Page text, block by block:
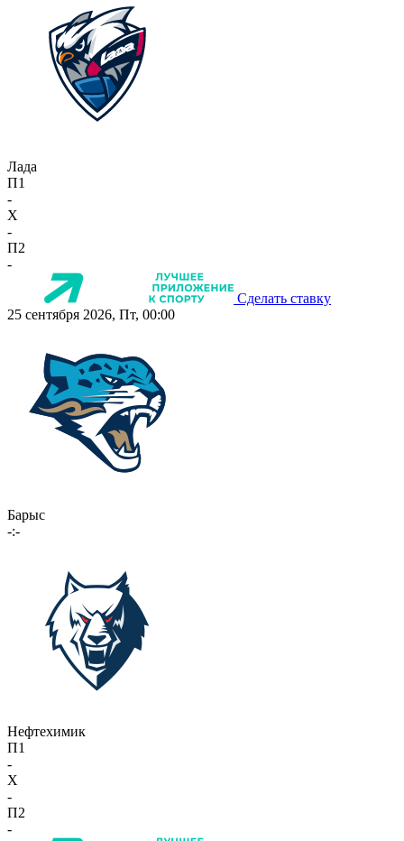
Лада
П1
-
X
-
П2
-
Сделать ставку
25 сентября 2026, Пт, 00:00
Барыс
-:-
Нефтехимик
П1
-
X
-
П2
-